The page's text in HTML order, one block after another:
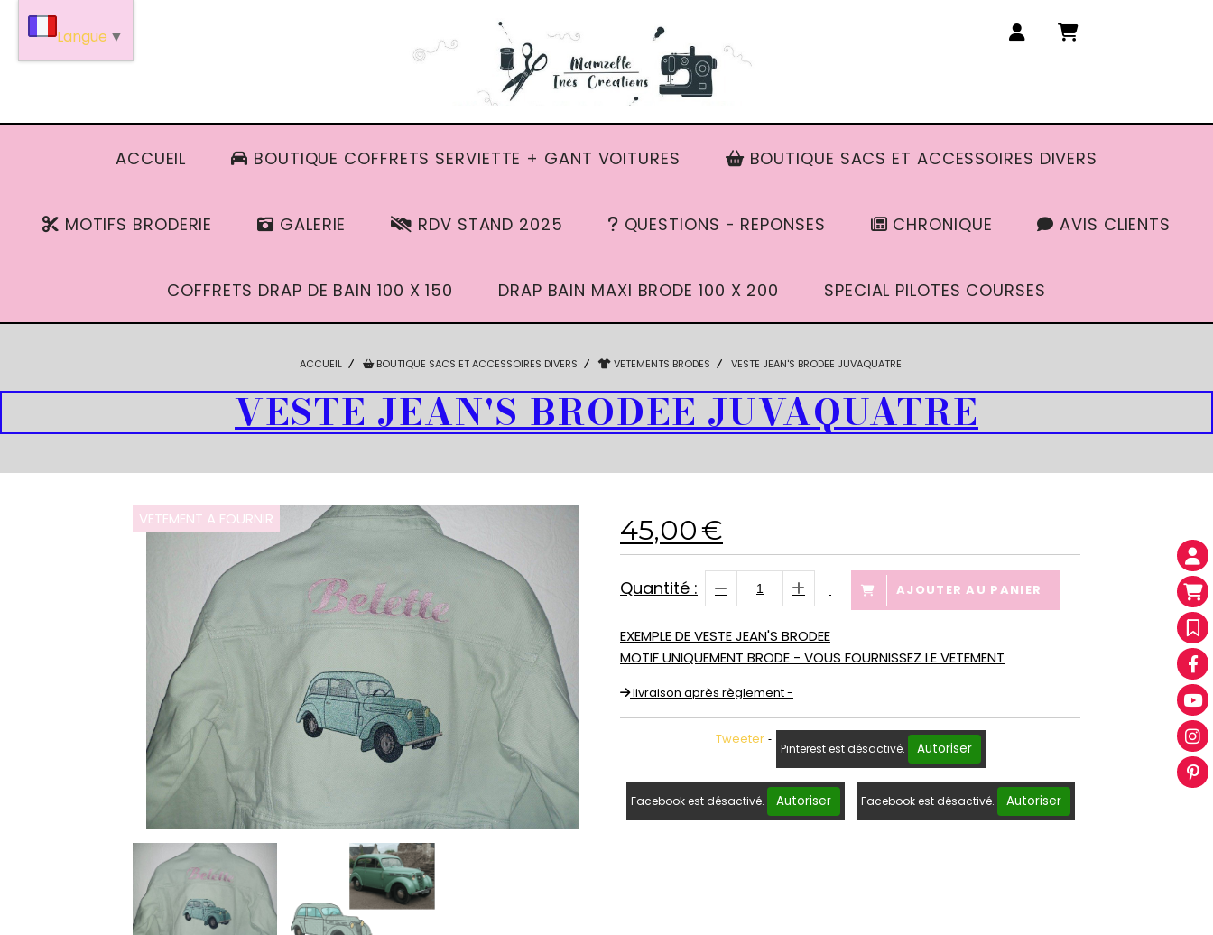
ACCUEIL BOUTIQUE COFFRETS SERVIETTE + GANT VOITURES BOUTIQUE SACS ET ACCESSOIRES DIVERS
MOTIFS BRODERIE GALERIE RDV STAND 2025 QUESTIONS - REPONSES CHRONIQUE AVIS CLIENTS
COFFRETS DRAP DE BAIN 100 X 150 DRAP BAIN MAXI BRODE 100 X 200 SPECIAL PILOTES COURSES
ACCUEIL BOUTIQUE SACS ET ACCESSOIRES DIVERS VETEMENTS BRODES VESTE JEAN'S BRODEE JUVAQUATRE
VESTE JEAN'S BRODEE JUVAQUATRE
VETEMENT A FOURNIR 45,00€
Quantité : AJOUTER AU PANIER
EXEMPLE DE VESTE JEAN'S BRODEE
MOTIF UNIQUEMENT BRODE - VOUS FOURNISSEZ LE VETEMENT
livraison après règlement -
Tweeter
Pinterest est désactivé. Autoriser
Facebook est désactivé. Autoriser Facebook est désactivé. Autoriser
Langue ▼